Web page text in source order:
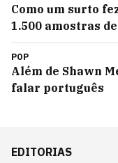
Como um surto
1.500 amostras
POP
Além de Shawn
falar português
EDITORIAS